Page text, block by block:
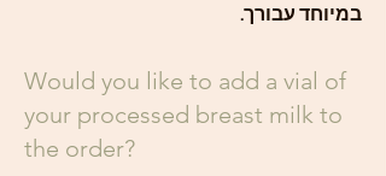
במיוחד עבורך.
Would you like to add a vial of
your processed breast milk to
the order?